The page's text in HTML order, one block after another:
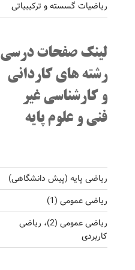
ریاضیات گسسته و ترکیبیاتی
لینک صفحات درسی
رشته های کاردانی
و کارشناسی غیر
فنی و علوم پایه
ریاضی پایه (پیش دانشگاهی)
ریاضی عمومی (1)
ریاضی عمومی (2)، ریاضی
کاربردی